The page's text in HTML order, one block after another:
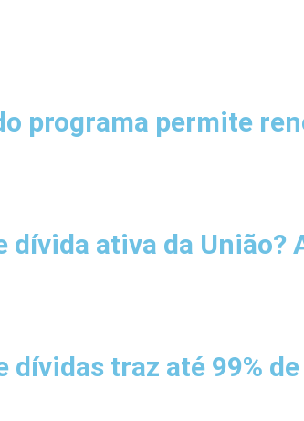
programa permite
dívida ativa da União?
dívidas traz até 99%